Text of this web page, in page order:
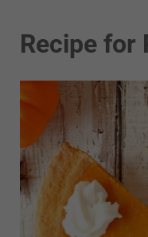
Recipe for